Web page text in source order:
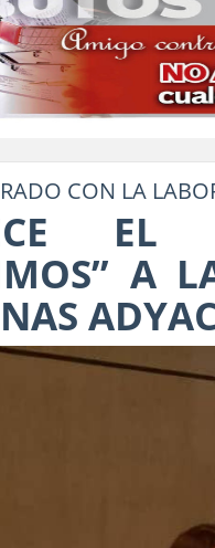
CON LA
EL
A